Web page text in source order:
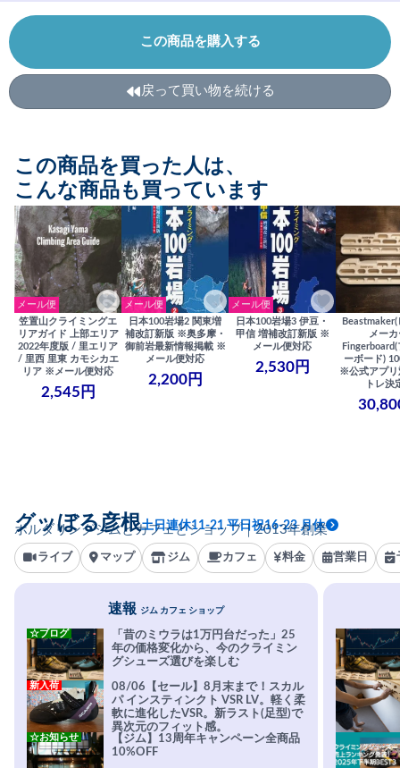
この商品を購入する
戻って買い物を続ける
この商品を買った人は、
こんな商品も買っています
メール便
笠置山クライミングエ
リアガイド 上部エリア
2022年度版 / 里エリア
/ 里西 里東 カモシカエ
リア ※メール便対応
2,545円
メール便
日本100岩場2 関東増
補改訂新版 ※奥多摩・
御前岩最新情報掲載 ※
メール便対応
2,200円
メール便
日本100岩場3 伊豆・
甲信 増補改訂新版 ※
メール便対応
2,530円
メーカ
ーボード)
※公式アプ
トレ決
ボルダリングジムとカフェとショップ｜2013年創業
グッぼる彦根土日連休11-21 平日祝16-23 月休
ライブ マップ ジム カフェ 料金 営業日
速報 ジム カフェ ショップ
「昔のミウラは1万円台だった」25
年の価格変化から、今のクライミン
グシューズ選びを楽しむ
☆ブログ
08/06【セール】8月末まで！スカル
パ インスティンクト VSR LV。軽く柔
軟に進化したVSR。新ラスト(足型)で
異次元のフィット感。
新入荷
【ジム】13周年キャンペーン全商品
10%OFF
☆お知らせ